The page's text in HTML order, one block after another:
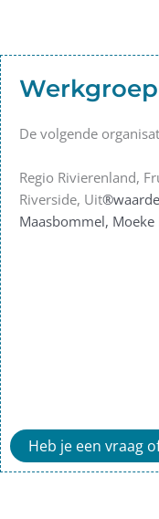
De volgende
Regio Rivierenland,
Riverside, Uit
Maasbommel,
Heb je een vraag